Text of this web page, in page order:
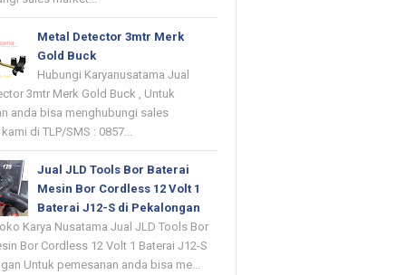
Metal Detector 3mtr Merk
Gold Buck
Hubungi Karyanusatama Jual
3mtr Merk Gold Buck , Untuk
anda bisa menghubungi sales
di TLP/SMS : 0857...
Jual JLD Tools Bor Baterai
Mesin Bor Cordless 12 Volt 1
Baterai J12-S di Pekalongan
Karya Nusatama Jual JLD Tools Bor
Bor Cordless 12 Volt 1 Baterai J12-S
Untuk pemesanan anda bisa me...